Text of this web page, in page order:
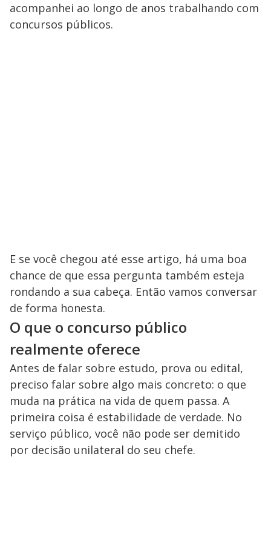
acompanhei ao longo de anos trabalhando com
concursos públicos.
E se você chegou até esse artigo, há uma boa
chance de que essa pergunta também esteja
rondando a sua cabeça. Então vamos conversar
de forma honesta.
O que o concurso público
realmente oferece
Antes de falar sobre estudo, prova ou edital,
preciso falar sobre algo mais concreto: o que
muda na prática na vida de quem passa. A
primeira coisa é estabilidade de verdade. No
serviço público, você não pode ser demitido
por decisão unilateral do seu chefe.